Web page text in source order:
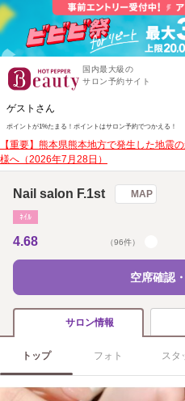
国内最大級の
サロン予約サイト
ゲストさん
ポイントが1%たまる！ ポイントはサロン予約でつかえる！
【重要】熊本県熊本地方で発生した地震
様へ（2026年7月28日）
Nail salon F.1st MAP
ﾈｲﾙ
4.68 （96件）
空席確認
サロン情報
トップ フォト スタ